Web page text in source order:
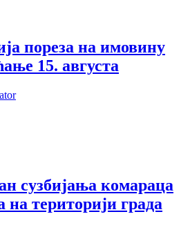
пореза на имовину
15. августа
сузбијања комараца
на територији града